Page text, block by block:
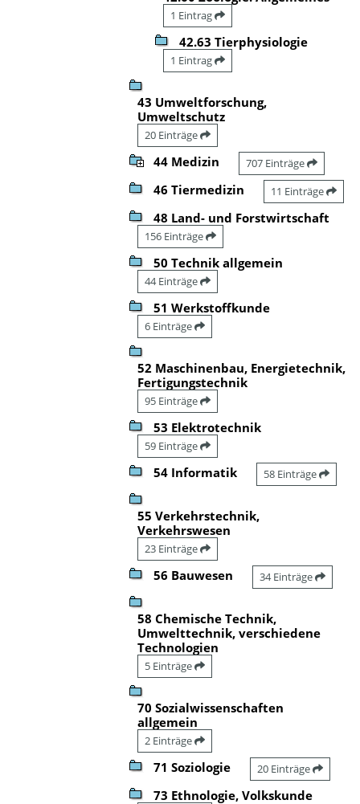
1 Eintrag
42.63 Tierphysiologie
1 Eintrag
43 Umweltforschung,
Umweltschutz
20 Einträge
44 Medizin 707 Einträge
46 Tiermedizin 11 Einträge
48 Land- und Forstwirtschaft
156 Einträge
50 Technik allgemein
44 Einträge
51 Werkstoffkunde
6 Einträge
52 Maschinenbau, Energietechnik,
Fertigungstechnik
95 Einträge
53 Elektrotechnik
59 Einträge
54 Informatik 58 Einträge
55 Verkehrstechnik,
Verkehrswesen
23 Einträge
56 Bauwesen 34 Einträge
58 Chemische Technik,
Umwelttechnik, verschiedene
Technologien
5 Einträge
70 Sozialwissenschaften
allgemein
2 Einträge
71 Soziologie 20 Einträge
73 Ethnologie, Volkskunde